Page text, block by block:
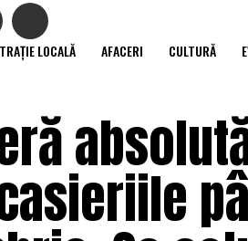
LOCALĂ AFACERI CULTURĂ